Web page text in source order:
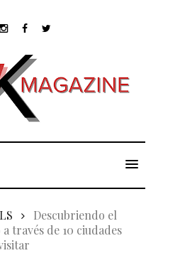
Descubriendo el
través de 10 ciudades